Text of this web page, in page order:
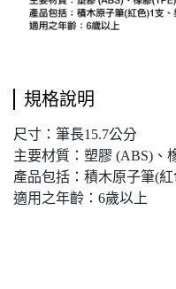
規格說明
尺寸：筆長15.7公分
主要材質：塑膠 (ABS)、
產品包括：積木原子筆(
適用之年齡：6歲以上